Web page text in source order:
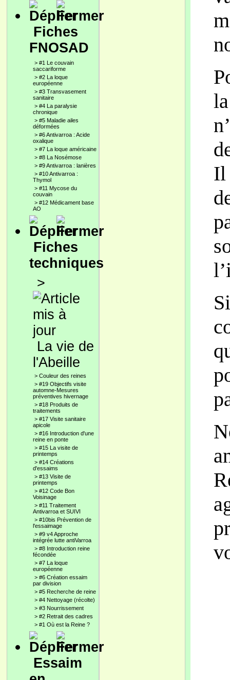
Fiches
FNOSAD
> #1 Le couvain
saccariforme
> #2 La loque
européenne
> #3 Transvasement
sanitaire
> #4 La paralysie
chronique
> #5 Maladie ailes
déformées
> #6 Antivarroa : Acide
oxalique
> #7 La loque américaine
> #8 La Nosémose
> #9 Antivarroa : lanières
> #10 Antivarroa :
Thymol
> #11 Mycose du
couvain
> #12 Médicament base
AO
Fiches
techniques
>
La vie de
l'Abeille
> Couleur des reines
> #19 Objectifs visite
automne-Mesures
préventives hivernage
> #18 Produits de
traitements
> #17 Visite sanitaire
apicole
> #16 Introduction d'une
reine en ponte
> #15 La visite de
printemps
> #14 Créations
d'essaims
> #13 Visite de
printemps
> #12 Code Bon
Voisinage
> #11 Traitement
Antivarroa et SUIVI
> #10bis Prévention de
l'essaimage
> #9 v4 Approche
intégrée lutte antiVarroa
> #8 Introduction reine
fécondée
> #7 La loque
européenne
> #6 Création essaim
par division
> #5 Recherche de reine
> #4 Nettoyage (récolte)
> #3 Nourrissement
> #2 Retrait des cadres
> #1 Où est la Reine ?
Essaim
Il